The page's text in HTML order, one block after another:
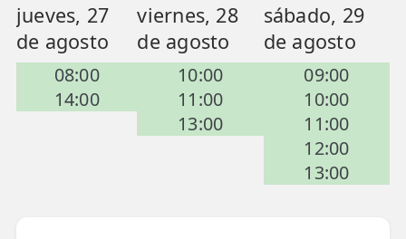
📍 Carabanchel - Usera
📍 Bravo Murillo
📍 Getafe
jueves, 27
de agosto
08:00
14:00
viernes, 28
de agosto
10:00
11:00
13:00
sábado, 29
de agosto
09:00
10:00
11:00
12:00
13:00